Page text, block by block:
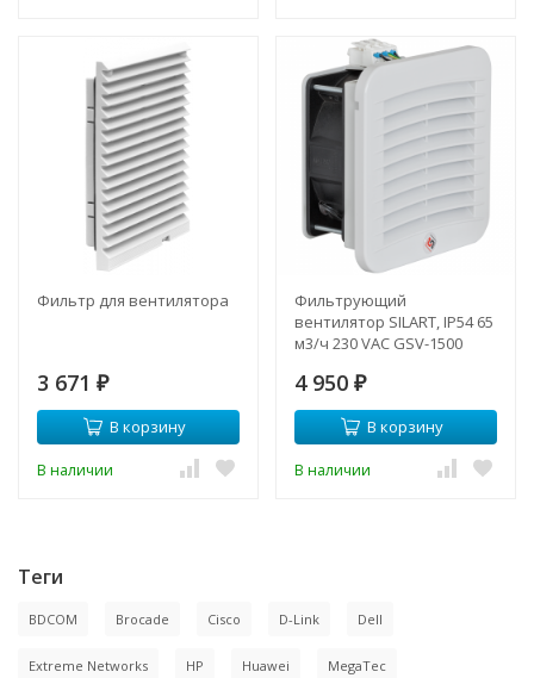
Фильтр для вентилятора
3 671 ₽
В корзину
В наличии
Фильтрующий
вентилятор SILART, IP54 65
м3/ч 230 VAC GSV-1500
4 950 ₽
В корзину
В наличии
Теги
BDCOM Brocade Cisco D-Link Dell
Extreme Networks HP Huawei MegaTec